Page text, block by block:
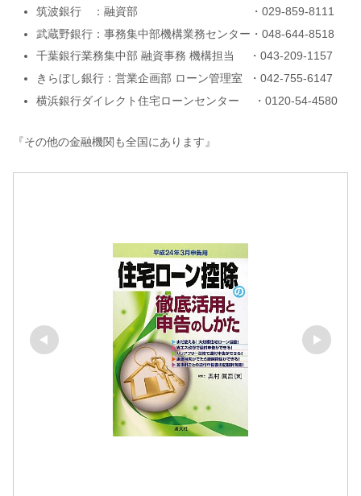
筑波銀行 ：融資部 ・029-859-8111
武蔵野銀行：事務集中部機構業務センター・048-644-8518
千葉銀行業務集中部 融資事務 機構担当 ・043-209-1157
きらぼし銀行：営業企画部 ローン管理室 ・042-755-6147
横浜銀行ダイレクト住宅ローンセンター ・0120-54-4580
『その他の金融機関も全国にあります』